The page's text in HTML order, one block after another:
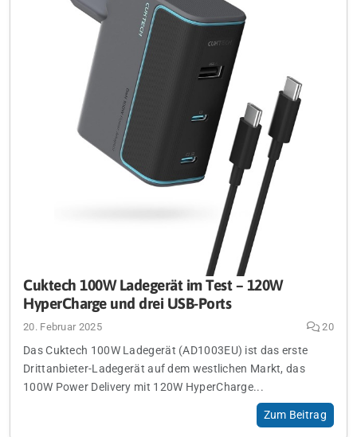
Cuktech 100W Ladegerät im Test – 120W
HyperCharge und drei USB-Ports
20. Februar 2025 20
Das Cuktech 100W Ladegerät (AD1003EU) ist das erste
Drittanbieter-Ladegerät auf dem westlichen Markt, das
100W Power Delivery mit 120W HyperCharge...
Zum Beitrag